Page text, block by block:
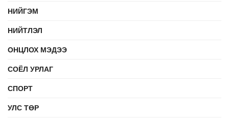
НИЙГЭМ
НИЙТЛЭЛ
ОНЦЛОХ МЭДЭЭ
СОЁЛ УРЛАГ
СПОРТ
УЛС ТӨР